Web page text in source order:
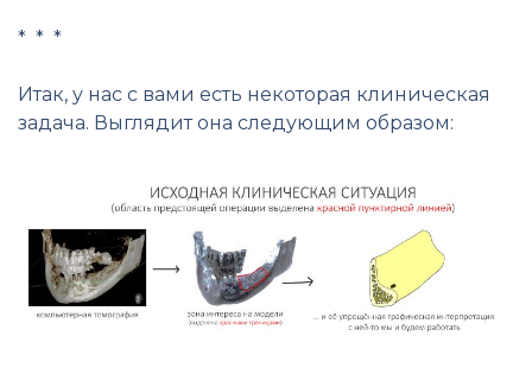
* * *
Итак, у нас с вами есть некоторая клиническая
задача. Выглядит она следующим образом: